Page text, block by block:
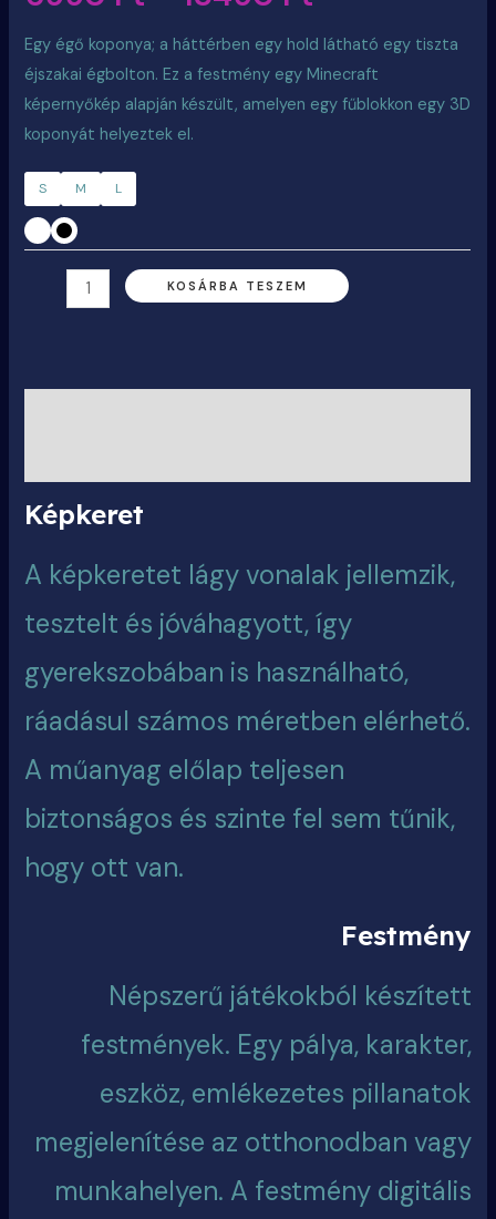
Egy égő koponya; a háttérben egy hold látható egy tiszta
éjszakai égbolton. Ez a festmény egy Minecraft
képernyőkép alapján készült, amelyen egy fűblokkon egy 3D
koponyát helyeztek el.
S M L
KOSÁRBA TESZEM
Képkeret
A képkeretet lágy vonalak jellemzik,
tesztelt és jóváhagyott, így
gyerekszobában is használható,
ráadásul számos méretben elérhető.
A műanyag előlap teljesen
biztonságos és szinte fel sem tűnik,
hogy ott van.
Festmény
Népszerű játékokból készített
festmények. Egy pálya, karakter,
eszköz, emlékezetes pillanatok
megjelenítése az otthonodban vagy
munkahelyen. A festmény digitális